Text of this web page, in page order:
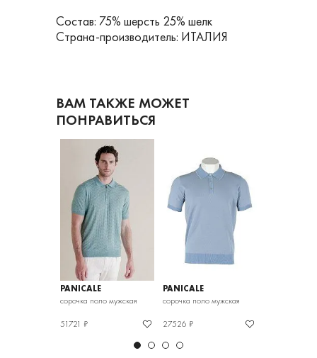
Состав: 75% шерсть 25% шелк
Страна-производитель: ИТАЛИЯ
ВАМ ТАКЖЕ МОЖЕТ
ПОНРАВИТЬСЯ
PANICALE
сорочка поло мужская
51721 ₽
PANICALE
сорочка поло мужская
27526 ₽